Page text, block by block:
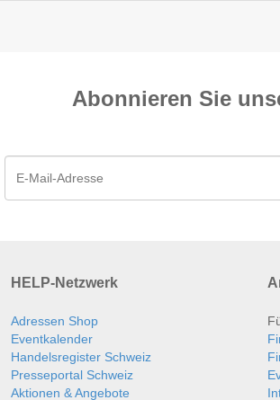
Abonnieren Sie
HELP-Netzwerk
Adressen Shop
Eventkalender
Handelsregister Schweiz
Presseportal Schweiz
Aktionen & Angebote